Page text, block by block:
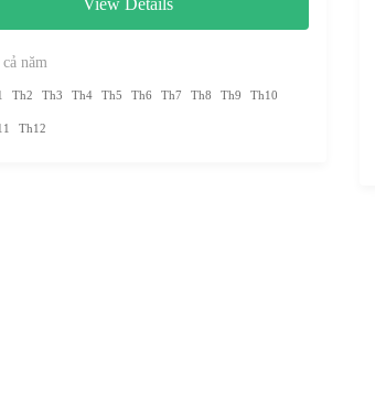
View Details
năm
Th2 Th3 Th4 Th5 Th6 Th7 Th8 Th9 Th10
Th12